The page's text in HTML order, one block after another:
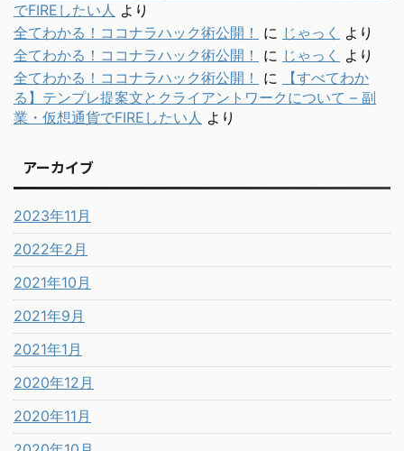
でFIREしたい人 より
全てわかる！ココナラハック術公開！
に じゃっく
より
全てわかる！ココナラハック術公開！
に じゃっく
より
全てわかる！ココナラハック術公開！
に
【すべてわか
る】テンプレ提案文とクライアントワークについて – 副
業・仮想通貨でFIREしたい人 より
アーカイブ
2023年11月
2022年2月
2021年10月
2021年9月
2021年1月
2020年12月
2020年11月